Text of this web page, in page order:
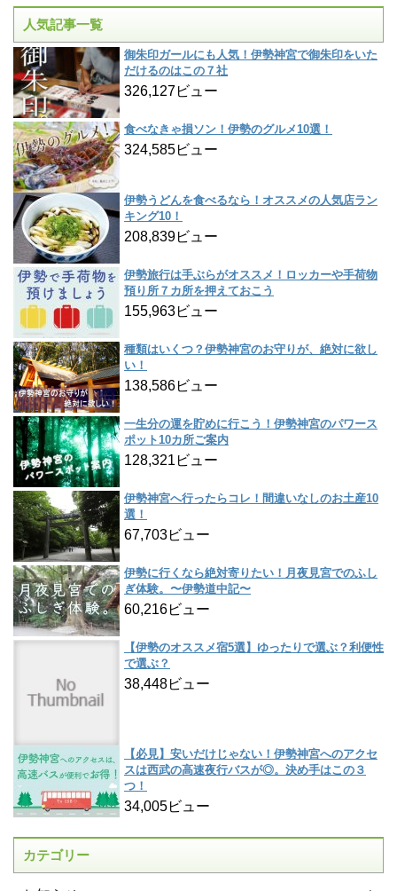
人気記事一覧
御朱印ガールにも人気！伊勢神宮で御朱印をいた
だけるのはこの７社
326,127ビュー
食べなきゃ損ソン！伊勢のグルメ10選！
324,585ビュー
伊勢うどんを食べるなら！オススメの人気店ラン
キング10！
208,839ビュー
伊勢旅行は手ぶらがオススメ！ロッカーや手荷物
預り所７カ所を押えておこう
155,963ビュー
種類はいくつ？伊勢神宮のお守りが、絶対に欲し
い！
138,586ビュー
一生分の運を貯めに行こう！伊勢神宮のパワース
ポット10カ所ご案内
128,321ビュー
伊勢神宮へ行ったらコレ！間違いなしのお土産10
選！
67,703ビュー
伊勢に行くなら絶対寄りたい！月夜見宮でのふし
ぎ体験。〜伊勢道中記〜
60,216ビュー
【伊勢のオススメ宿5選】ゆったりで選ぶ？利便性
で選ぶ？
38,448ビュー
【必見】安いだけじゃない！伊勢神宮へのアクセ
スは西武の高速夜行バスが◎。決め手はこの３
つ！
34,005ビュー
カテゴリー